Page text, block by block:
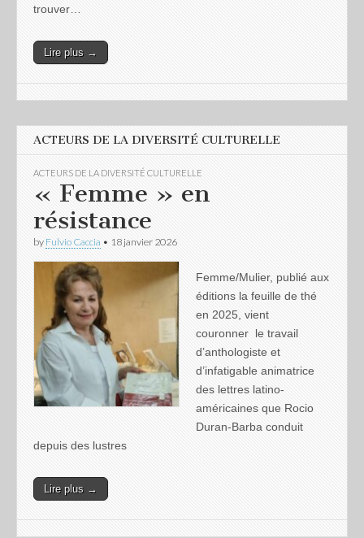
trouver…
Lire plus →
ACTEURS DE LA DIVERSITÉ CULTURELLE
ACTEURS DE LA DIVERSITÉ CULTURELLE
« Femme » en
résistance
by Fulvio Caccia • 18 janvier 2026
Femme/Mulier, publié aux
éditions la feuille de thé
en 2025, vient
couronner le travail
d’anthologiste et
d’infatigable animatrice
des lettres latino-
américaines que Rocio
Duran-Barba conduit
depuis des lustres
Lire plus →